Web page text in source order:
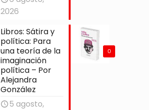
2026
0
Libros: Sátira y
política: Para
una teoría de la
imaginación
política – Por
Alejandra
González
5 agosto,